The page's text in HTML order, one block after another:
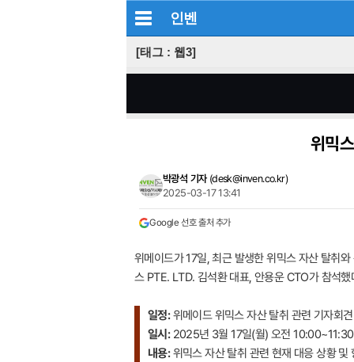
인벤
[태그 : 웹3]
위믹
박광석 기자 (desk@inven.co.kr)
2025-03-17 13:41
Google 선호 출처 추가
위메이드가 17일, 최근 발생한 위믹스 자산 탈취
스 PTE. LTD. 김석환 대표, 안용운 CTO가 참석했
일정:위메이드 위믹스 자산 탈취 관련 기자회견
일시:2025년 3월 17일(월) 오전 10:00~11:30
내용:위믹스 자산 탈취 관련 현재 대응 상황 및